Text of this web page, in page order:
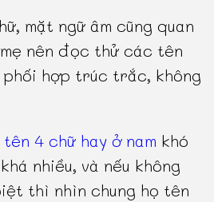
mặt ngữ âm cũng quan
nên đọc thử các tên
hợp trúc trắc, không
4 chữ hay ở nam khó
nhiều, và nếu không
thì nhìn chung họ tên